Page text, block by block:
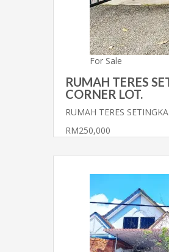
For Sale
RUMAH TERES
CORNER LOT.
RUMAH TERES
RM250,000